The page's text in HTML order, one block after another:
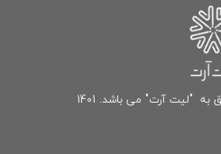
"لیت آرت" می باشد. 1401